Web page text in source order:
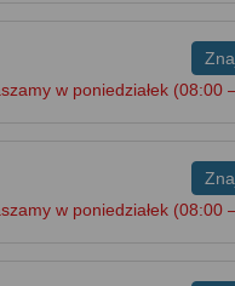
w poniedziałek (08:00
w poniedziałek (08:00